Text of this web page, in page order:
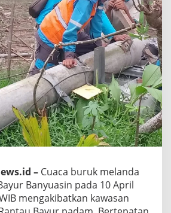
– Cuaca buruk melanda
Banyuasin pada 10 April
mengakibatkan kawasan